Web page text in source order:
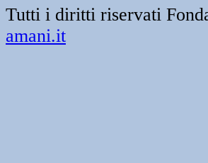
Tutti i diritti riservati
amani.it